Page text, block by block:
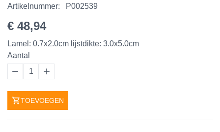
Artikelnummer:
P002539
€ 48,94
Lamel: 0.7x2.0cm lijstdikte: 3.0x5.0cm
Aantal
1
TOEVOEGEN